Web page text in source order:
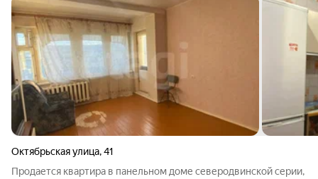
Октябрьская улица,41
Продается квартира в панельном доме северодвинской серии,